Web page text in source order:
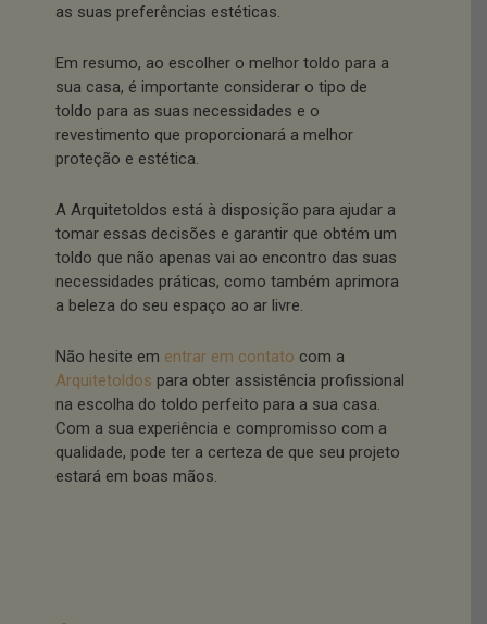
as suas preferências estéticas.
Em resumo, ao escolher o melhor toldo para a
sua casa, é importante considerar o tipo de
toldo para as suas necessidades e o
revestimento que proporcionará a melhor
proteção e estética.
A Arquitetoldos está à disposição para ajudar a
tomar essas decisões e garantir que obtém um
toldo que não apenas vai ao encontro das suas
necessidades práticas, como também aprimora
a beleza do seu espaço ao ar livre.
Não hesite em entrar em contato com a
Arquitetoldos para obter assistência profissional
na escolha do toldo perfeito para a sua casa.
Com a sua experiência e compromisso com a
qualidade, pode ter a certeza de que seu projeto
estará em boas mãos.